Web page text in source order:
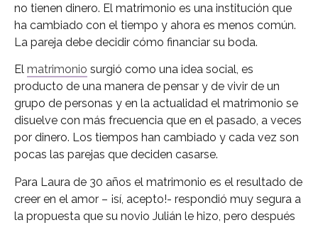
no tienen dinero. El matrimonio es una institución que
ha cambiado con el tiempo y ahora es menos común.
La pareja debe decidir cómo financiar su boda.
El matrimonio surgió como una idea social, es
producto de una manera de pensar y de vivir de un
grupo de personas y en la actualidad el matrimonio se
disuelve con más frecuencia que en el pasado, a veces
por dinero. Los tiempos han cambiado y cada vez son
pocas las parejas que deciden casarse.
Para Laura de 30 años el matrimonio es el resultado de
creer en el amor – ¡sí, acepto!- respondió muy segura a
la propuesta que su novio Julián le hizo, pero después